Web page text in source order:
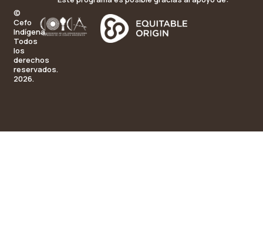
©
Cefo
Indígena.
Todos
los
derechos
reservados.
2026.